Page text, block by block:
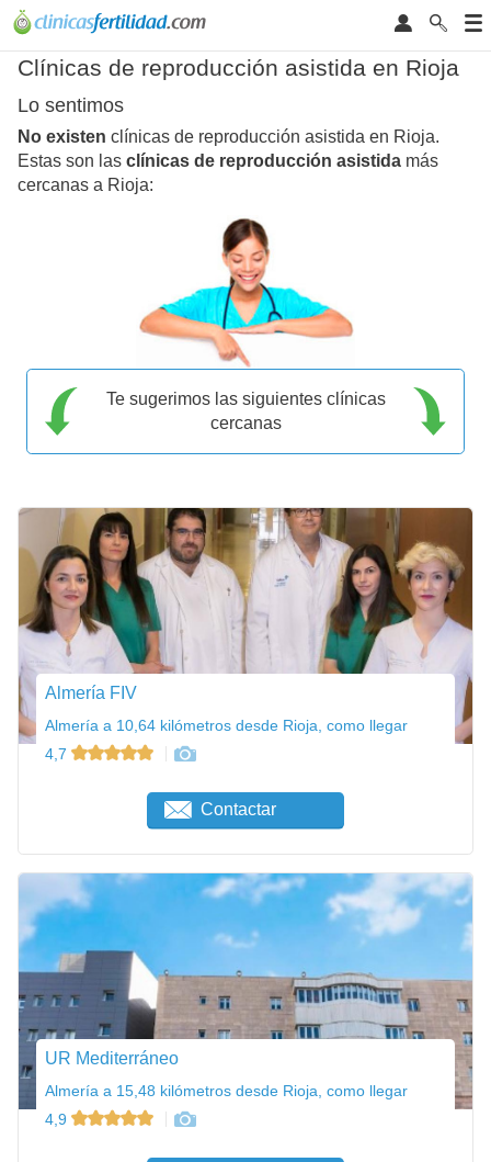
Clínicas de reproducción asistida en Rioja
Lo sentimos
No existen clínicas de reproducción asistida en Rioja.
Estas son las clínicas de reproducción asistida más
cercanas a Rioja:
Te sugerimos las siguientes clínicas
cercanas
Almería FIV
Almería a 10,64 kilómetros desde Rioja, como llegar
4,7
Contactar
UR Mediterráneo
Almería a 15,48 kilómetros desde Rioja, como llegar
4,9